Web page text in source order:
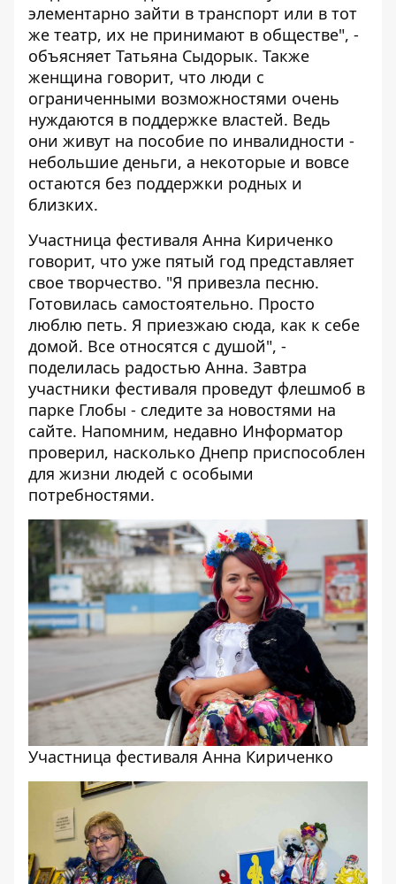
элементарно зайти в транспорт или в тот
же театр, их не принимают в обществе", -
объясняет Татьяна Сыдорык. Также
женщина говорит, что люди с
ограниченными возможностями очень
нуждаются в поддержке властей. Ведь
они живут на пособие по инвалидности -
небольшие деньги, а некоторые и вовсе
остаются без поддержки родных и
близких.
Участница фестиваля Анна Кириченко
говорит, что уже пятый год представляет
свое творчество. "Я привезла песню.
Готовилась самостоятельно. Просто
люблю петь. Я приезжаю сюда, как к себе
домой. Все относятся с душой", -
поделилась радостью Анна. Завтра
участники фестиваля проведут флешмоб в
парке Глобы - следите за новостями на
сайте. Напомним, недавно Информатор
проверил, насколько Днепр приспособлен
для жизни людей с особыми
потребностями.
Участница фестиваля Анна Кириченко